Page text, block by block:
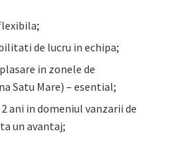
de lucru in echipa;
in zonele de
Satu Mare) – esential;
ani in domeniul vanzarii de
un avantaj;